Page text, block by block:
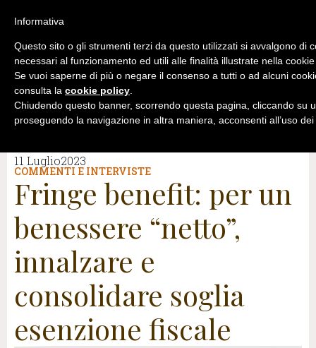
11 Luglio2023
COMMENTI E INTERVISTE
Fringe benefit: per un
benessere “netto”,
innalzare e
consolidare soglia
esenzione fiscale
Informativa
Questo sito o gli strumenti terzi da questo utilizzati si avvalgono di
necessari al funzionamento ed utili alle finalità illustrate nella
Se vuoi saperne di più o negare il consenso a tutti o ad alcuni
consulta la cookie policy.
Chiudendo questo banner, scorrendo questa pagina, cliccando su
proseguendo la navigazione in altra maniera, acconsenti all’uso